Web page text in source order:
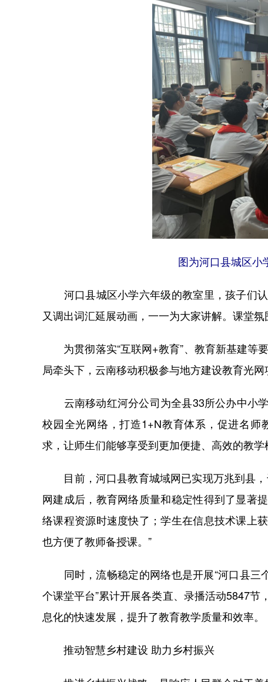
图为河口县城区小
河口县城区小学六年级的教室里，孩子们认
又调出词汇延展动画，一一为大家讲解。课堂
为贯彻落实“互联网+教育”、教育新基建等
局牵头下，云南移动积极参与地方建设教育光网
云南移动红河分公司为全县33所公办中小
校园全光网络，打造1+N教育体系，促进名
求，让师生们能够享受到更加便捷、高效的教学
目前，河口县教育城域网已实现万兆到县，
网建成后，教育网络质量和稳定性得到了显著
络课程资源时速度快了；学生在信息技术课上
也方便了教师备授课。”
同时，流畅稳定的网络也是开展“河口县三
个课堂平台”累计开展各类直、录播活动5847
息化的快速发展，提升了教育教学质量和效率。
推动智慧乡村建设 助力乡村振兴